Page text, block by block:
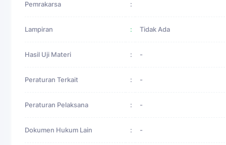
Pemrakarsa :
Lampiran : Tidak Ada
Hasil Uji Materi : -
Peraturan Terkait : -
Peraturan Pelaksana : -
Dokumen Hukum Lain : -